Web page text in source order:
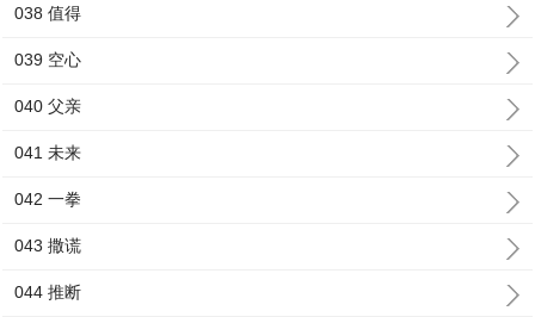
038 值得
039 空心
040 父亲
041 未来
042 一拳
043 撒谎
044 推断